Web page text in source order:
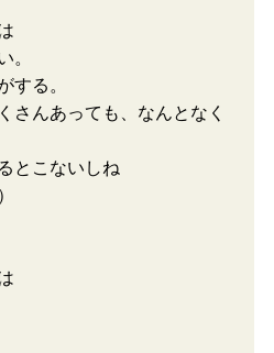
。
する。
さんあっても、なんとなく
とこないしね